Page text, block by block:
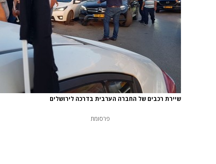
שיירת רכבים של החברה הערבית בדרכה לירושלים
פרסומת